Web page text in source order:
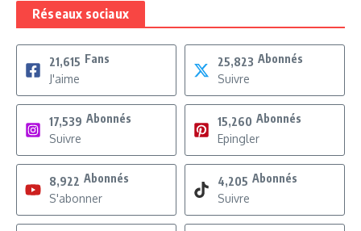
Réseaux sociaux
21,615 Fans
J'aime
25,823 Abonnés
Suivre
17,539 Abonnés
Suivre
15,260 Abonnés
Epingler
8,922 Abonnés
S'abonner
4,205 Abonnés
Suivre